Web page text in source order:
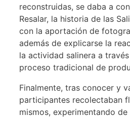
reconstruidas, se daba a
Resalar, la historia de las
con la aportación de
además de explicarse la
la actividad salinera a
proceso tradicional de
Finalmente, tras conocer y
participantes recolectaban
mismos, experimentando